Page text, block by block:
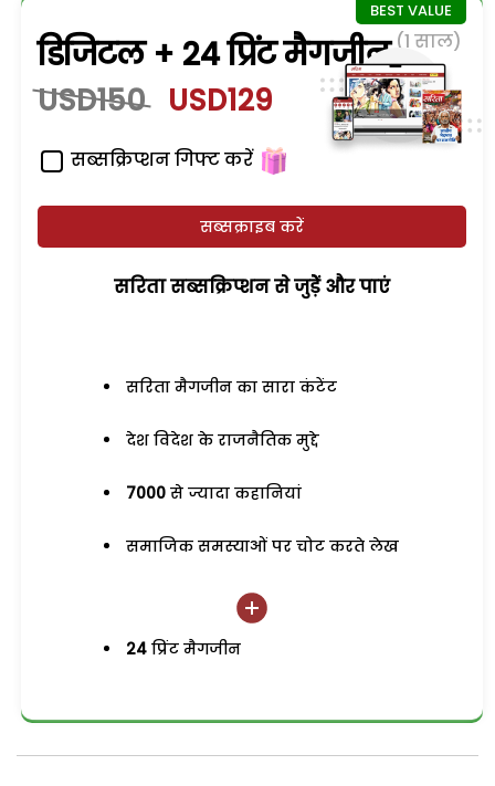
डिजिटल + 24 प्रिंट मैगजीन (1 साल)
USD150 USD129
सब्सक्रिप्शन गिफ्ट करें
सब्सक्राइब करें
सरिता सब्सक्रिप्शन से जुड़ेें और पाएं
सरिता मैगजीन का सारा कंटेंट
देश विदेश के राजनैतिक मुद्दे
7000 से ज्यादा कहानियां
समाजिक समस्याओं पर चोट करते लेख
24 प्रिंट मैगजीन